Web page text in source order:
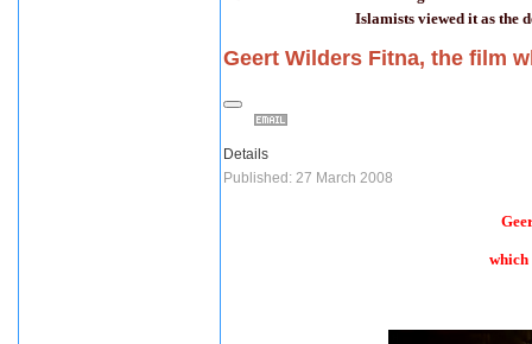
Islamists viewed it as the
Geert Wilders Fitna, the film
Details
Published: 27 March 2008